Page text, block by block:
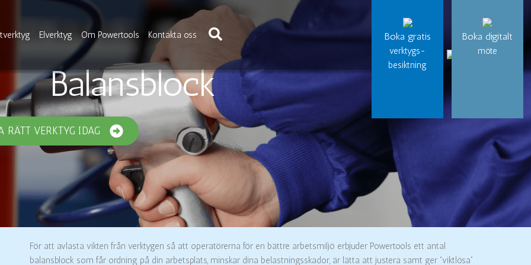
Elverktyg Om Powertools Kontakta oss Sök Boka gratis
verktygs-
besiktning
Boka digitalt
möte
Balansblock
RÄTT VERKTYG IDAG
För att avlasta vikten från verktygen så att operatörerna för en bättre arbetsmiljö erbjuder Powertools ett antal
balansblock som får ordning på din arbetsplats, minskar dina belastningsskador, är lätta att justera samt ger ”viktlösa”